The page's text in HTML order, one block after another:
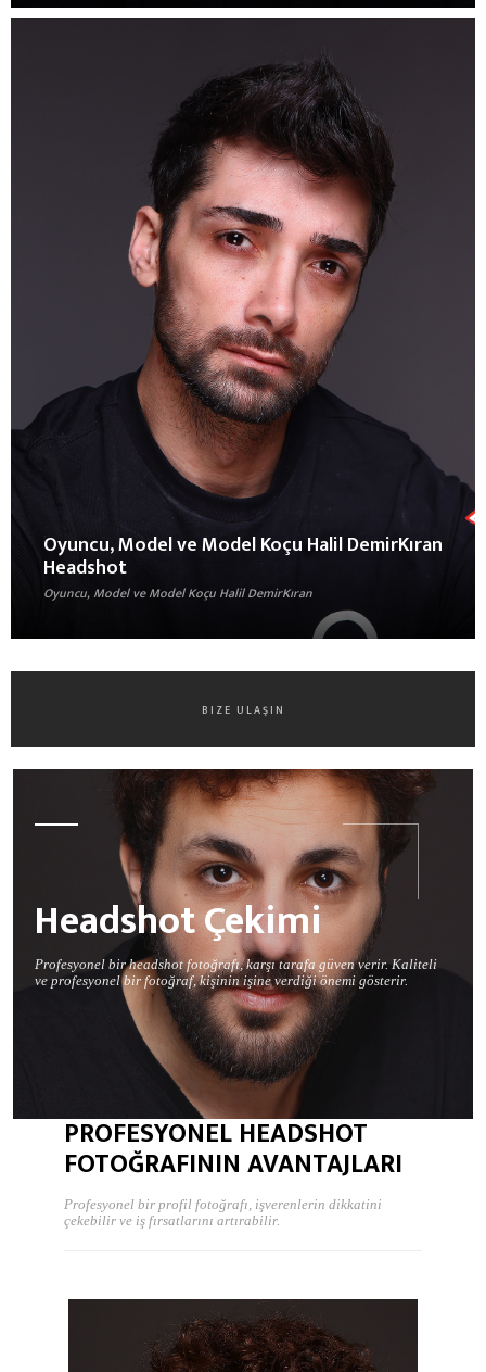
Oyuncu, Model ve Model Koçu Halil DemirKıran
Headshot
Oyuncu, Model ve Model Koçu Halil DemirKıran
BIZE ULAŞIN
Headshot Çekimi
Profesyonel bir headshot fotoğrafı, karşı tarafa güven verir. Kaliteli
ve profesyonel bir fotoğraf, kişinin işine verdiği önemi gösterir.
PROFESYONEL HEADSHOT
FOTOĞRAFININ AVANTAJLARI
Profesyonel bir profil fotoğrafı, işverenlerin dikkatini
çekebilir ve iş fırsatlarını artırabilir.